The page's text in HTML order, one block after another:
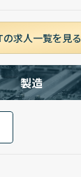
の求人一覧を見る
製造